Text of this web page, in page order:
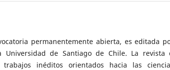
permanentemente abierta, es editada
Universidad de Santiago de Chile. La revista
inéditos orientados hacia las